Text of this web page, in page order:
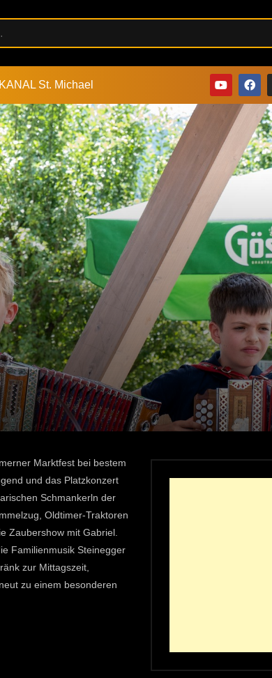
St. Michael
Marktfest bei bestem
und das Platzkonzert
Schmankerln der
Oldtimer-Traktoren
Zaubershow mit Gabriel.
Familienmusik Steinegger
zur Mittagszeit,
zu einem besonderen